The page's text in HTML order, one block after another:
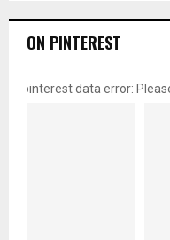
ON PINTEREST
pinterest data error: